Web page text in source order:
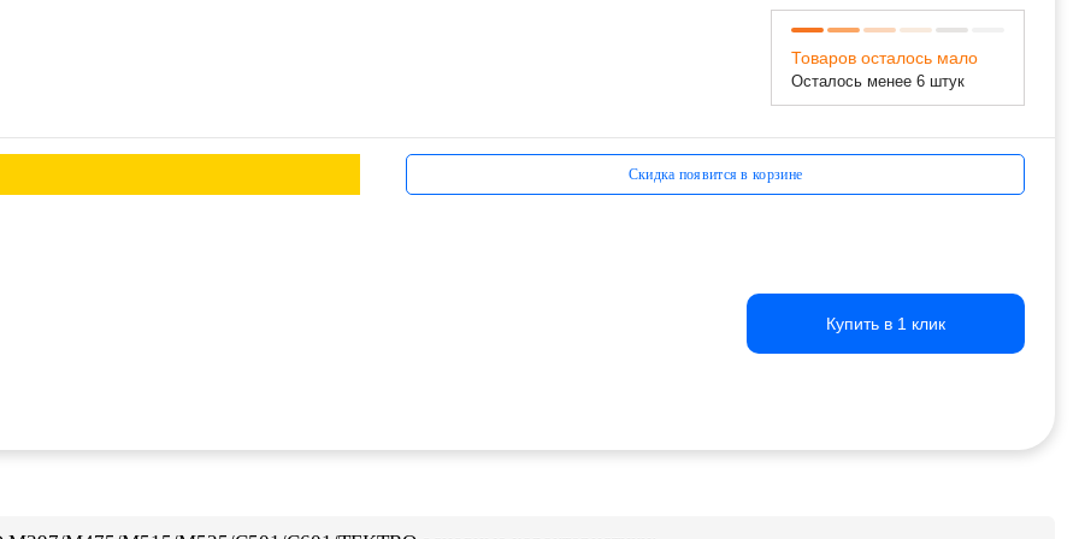
Товаров осталось мало
Осталось менее 6 штук
Скидка появится в корзине
Купить в 1 клик
Купить в 1 клик
Купить в 1 клик